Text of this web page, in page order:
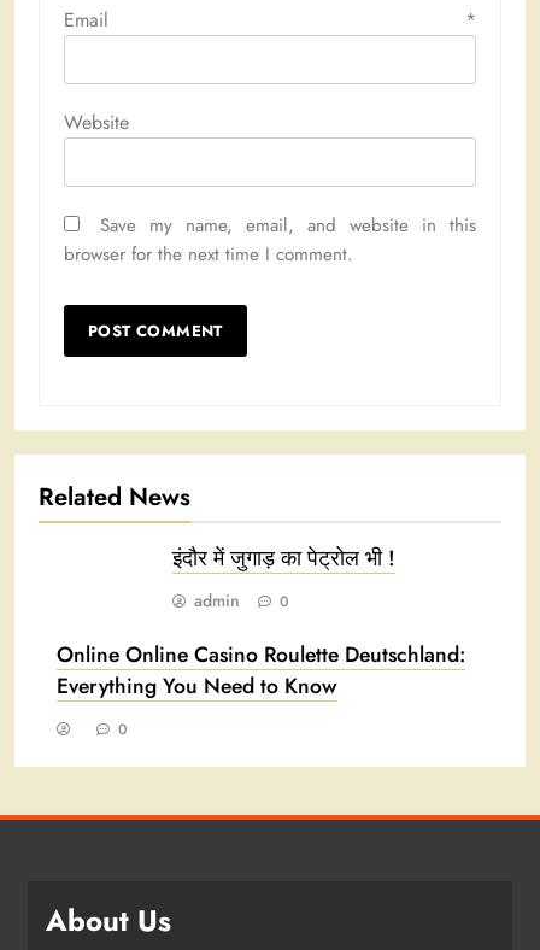
Email *
Website
Save my name, email, and website in this
browser for the next time I comment.
Related News
इंदौर में जुगाड़ का पेट्रोल भी !
admin 0
Online Online Casino Roulette Deutschland:
Everything You Need to Know
0
About Us